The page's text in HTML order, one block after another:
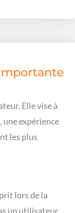
Elle vise à
expérience
les plus
lors de la
un utilisateur